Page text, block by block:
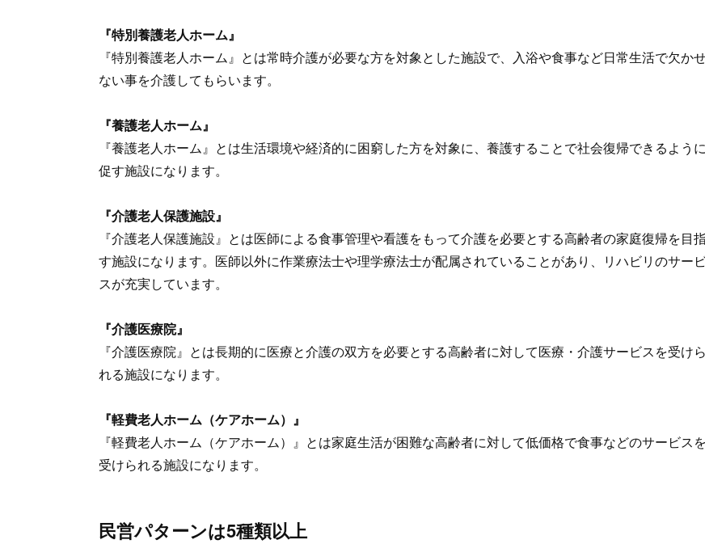
『特別養護老人ホーム』
『特別養護老人ホーム』とは常時介護が必要な方を対象とした施設で、入浴や食事など日常生活で欠か
ない事を介護してもらいます。
『養護老人ホーム』
『養護老人ホーム』とは生活環境や経済的に困窮した方を対象に、養護することで社会復帰できるように
促す施設になります。
『介護老人保護施設』
『介護老人保護施設』とは医師による食事管理や看護をもって介護を必要とする高齢者の家庭復帰を目
す施設になります。医師以外に作業療法士や理学療法士が配属されていることがあり、リハビリのサー
スが充実しています。
『介護医療院』
『介護医療院』とは長期的に医療と介護の双方を必要とする高齢者に対して医療・介護サービスを受けら
れる施設になります。
『軽費老人ホーム（ケアホーム）』
『軽費老人ホーム（ケアホーム）』とは家庭生活が困難な高齢者に対して低価格で食事などのサービスを
受けられる施設になります。
民営パターンは5種類以上